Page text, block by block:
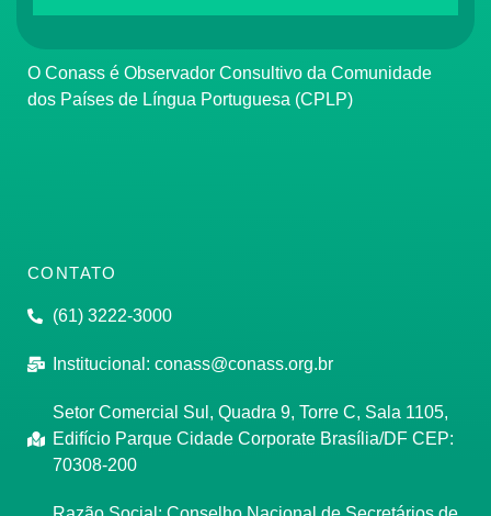
O Conass é Observador Consultivo da Comunidade
dos Países de Língua Portuguesa (CPLP)
CONTATO
(61) 3222-3000
Institucional: conass@conass.org.br
Setor Comercial Sul, Quadra 9, Torre C, Sala 1105,
Edifício Parque Cidade Corporate Brasília/DF CEP:
70308-200